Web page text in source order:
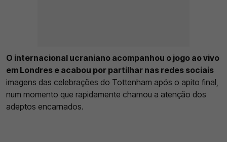
O internacional ucraniano acompanhou o jogo ao vivo
em Londres e acabou por partilhar nas redes sociais
imagens das celebrações do Tottenham após o apito final,
num momento que rapidamente chamou a atenção dos
adeptos encarnados.